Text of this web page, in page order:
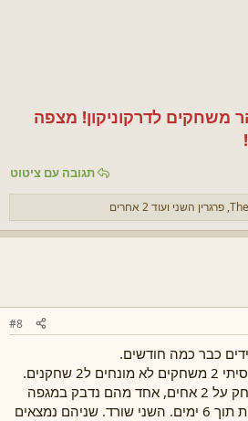
משחקים לדרקוניקון! מצפה
תגובה עם ציטוט
, פרגרין השני ועוד 2 אחרים
#8
כבר כמה חודשים.
* The time we Have- משחק על 2 אחים, אחד מהם נדבק במגפה
מדבקת ומסוכנת מאוד, וימות תוך 6 ימים. השני שורד. שניהם נמצאים